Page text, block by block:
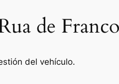
de
del vehículo.